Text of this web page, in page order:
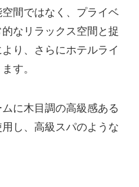
間ではなく、プライベ
なリラックス空間と捉
り、さらにホテルライ
す。
に木目調の高級感ある
し、高級スパのような